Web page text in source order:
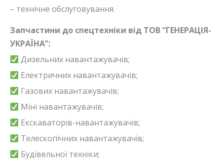
– технічне обслуговування.
Запчастини до спецтехніки від ТОВ “ГЕНЕРАЦІЯ-
УКРАЇНА”:
Дизельних навантажувачів;
Електричних навантажувачів;
Газових навантажувачів;
Міні навантажувачів;
Екскаваторів-навантажувачів;
Телескопічних навантажувачів;
Будівельної техніки;